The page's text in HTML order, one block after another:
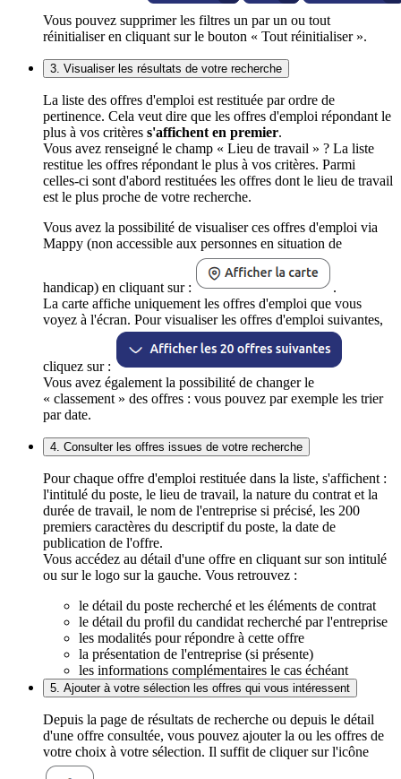
Vous pouvez supprimer les filtres un par un ou tout
réinitialiser en cliquant sur le bouton « Tout réinitialiser ».
3. Visualiser les résultats de votre recherche
La liste des offres d'emploi est restituée par ordre de
pertinence. Cela veut dire que les offres d'emploi répondant le
plus à vos critères s'affichent en premier.
Vous avez renseigné le champ « Lieu de travail » ? La liste
restitue les offres répondant le plus à vos critères. Parmi
celles-ci sont d'abord restituées les offres dont le lieu de travail
est le plus proche de votre recherche.
Vous avez la possibilité de visualiser ces offres d'emploi via
Mappy (non accessible aux personnes en situation de
handicap) en cliquant sur :
.
La carte affiche uniquement les offres d'emploi que vous
voyez à l'écran. Pour visualiser les offres d'emploi suivantes,
cliquez sur :
Vous avez également la possibilité de changer le
« classement » des offres : vous pouvez par exemple les trier
par date.
4. Consulter les offres issues de votre recherche
Pour chaque offre d'emploi restituée dans la liste, s'affichent :
l'intitulé du poste, le lieu de travail, la nature du contrat et la
durée de travail, le nom de l'entreprise si précisé, les 200
premiers caractères du descriptif du poste, la date de
publication de l'offre.
Vous accédez au détail d'une offre en cliquant sur son intitulé
ou sur le logo sur la gauche. Vous retrouvez :
le détail du poste recherché et les éléments de contrat
le détail du profil du candidat recherché par l'entreprise
les modalités pour répondre à cette offre
la présentation de l'entreprise (si présente)
les informations complémentaires le cas échéant
5. Ajouter à votre sélection les offres qui vous intéressent
Depuis la page de résultats de recherche ou depuis le détail
d'une offre consultée, vous pouvez ajouter la ou les offres de
votre choix à votre sélection. Il suffit de cliquer sur l'icône